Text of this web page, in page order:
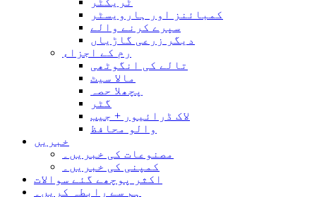
کمبائنز اور ہارویسٹر
سپرے کرنے والے
دیگر زرعی گاڑیاں
رم کے اجزاء
تالے کی انگوٹھی
مالا سیٹ
پچھلا حصہ
گٹر
لاک ڈرائیور + جیب
والو محافظ
خبریں
مصنوعات کی خبریں۔
کمپنی کی خبریں۔
اکثر پوچھے گئے سوالات
ہم سے رابطہ کریں۔